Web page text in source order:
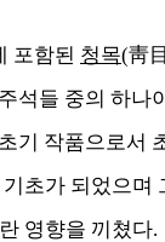
포함된 청목(靑目
석들 중의 하나
기 작품으로서
초가 되었으며
영향을 끼쳤다.